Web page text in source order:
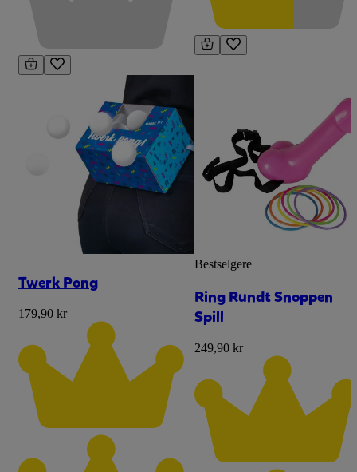
Twerk Pong
179,90 kr
Bestselgere
Ring Rundt Snoppen
Spill
249,90 kr